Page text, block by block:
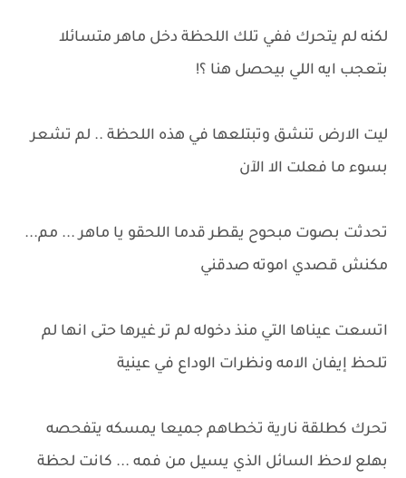
لكنه لم يتحرك ففي تلك اللحظة دخل ماهر متسائلا
بتعجب ايه اللي بيحصل هنا ؟!
ليت الارض تنشق وتبتلعها في هذه اللحظة .. لم تشعر
بسوء ما فعلت الا الآن
تحدثت بصوت مبحوح يقطر قدما اللحقو يا ماهر ... مم...
مكنش قصدي اموته صدقني
اتسعت عيناها التي منذ دخوله لم تر غيرها حتى انها لم
تلحظ إيفان الامه ونظرات الوداع في عينية
تحرك كطلقة نارية تخطاهم جميعا يمسكه يتفحصه
بهلع لاحظ السائل الذي يسيل من فمه ... كانت لحظة